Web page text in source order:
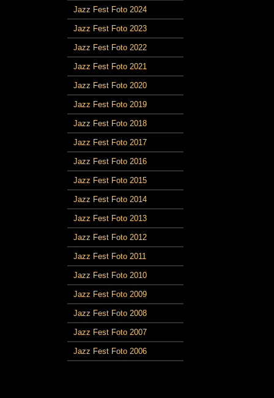
Jazz Fest Foto 2024
Jazz Fest Foto 2023
Jazz Fest Foto 2022
Jazz Fest Foto 2021
Jazz Fest Foto 2020
Jazz Fest Foto 2019
Jazz Fest Foto 2018
Jazz Fest Foto 2017
Jazz Fest Foto 2016
Jazz Fest Foto 2015
Jazz Fest Foto 2014
Jazz Fest Foto 2013
Jazz Fest Foto 2012
Jazz Fest Foto 2011
Jazz Fest Foto 2010
Jazz Fest Foto 2009
Jazz Fest Foto 2008
Jazz Fest Foto 2007
Jazz Fest Foto 2006